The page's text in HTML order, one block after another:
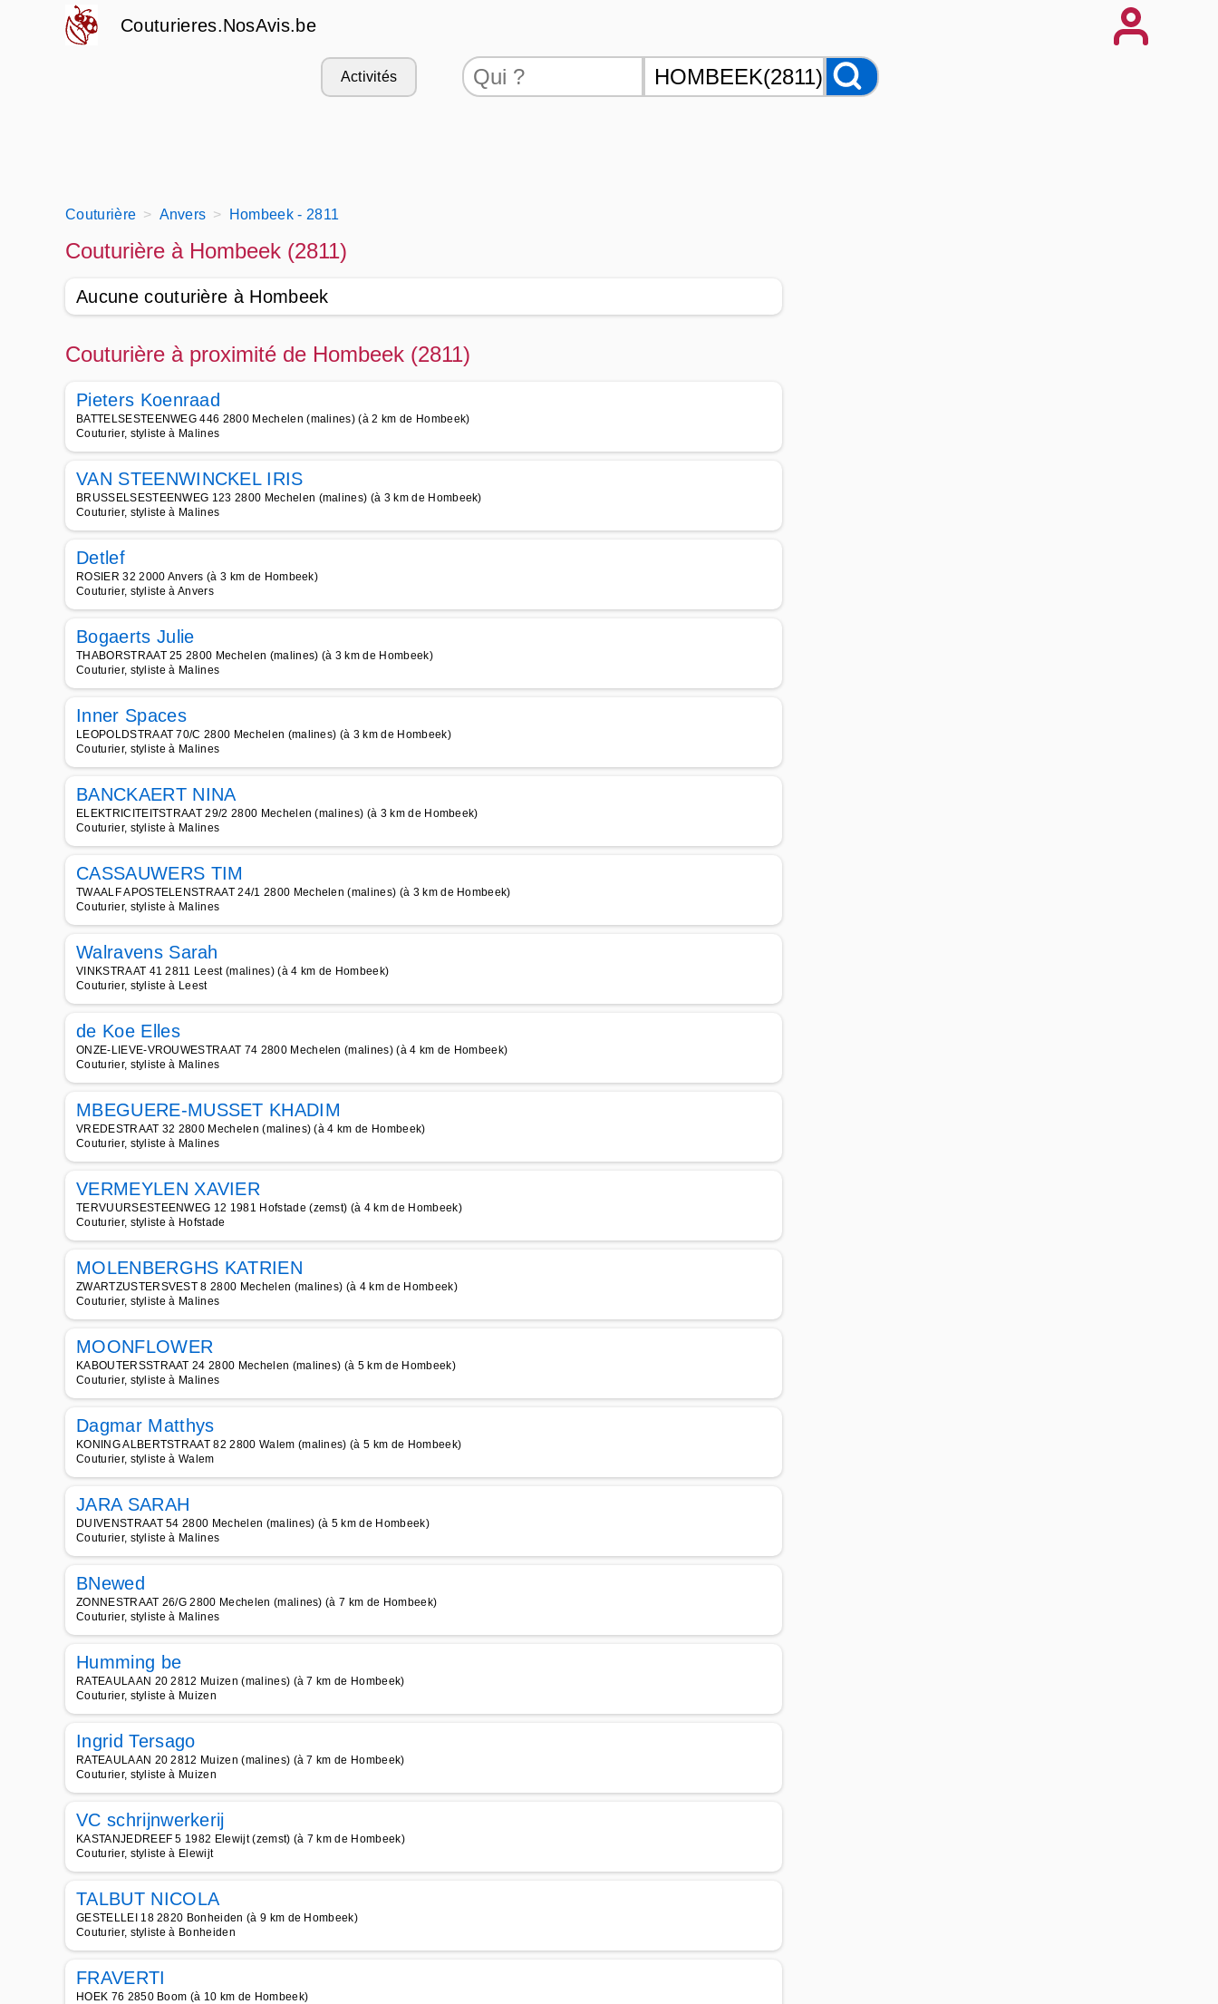
Couturieres.NosAvis.be
Activités
Couturière Anvers Hombeek - 2811
Couturière à Hombeek (2811)
Aucune couturière à Hombeek
Couturière à proximité de Hombeek (2811)
Pieters Koenraad
BATTELSESTEENWEG 446 2800 Mechelen (malines) (à 2 km de Hombeek)
Couturier, styliste à Malines
VAN STEENWINCKEL IRIS
BRUSSELSESTEENWEG 123 2800 Mechelen (malines) (à 3 km de Hombeek)
Couturier, styliste à Malines
Detlef
ROSIER 32 2000 Anvers (à 3 km de Hombeek)
Couturier, styliste à Anvers
Bogaerts Julie
THABORSTRAAT 25 2800 Mechelen (malines) (à 3 km de Hombeek)
Couturier, styliste à Malines
Inner Spaces
LEOPOLDSTRAAT 70/C 2800 Mechelen (malines) (à 3 km de Hombeek)
Couturier, styliste à Malines
BANCKAERT NINA
ELEKTRICITEITSTRAAT 29/2 2800 Mechelen (malines) (à 3 km de Hombeek)
Couturier, styliste à Malines
CASSAUWERS TIM
TWAALF APOSTELENSTRAAT 24/1 2800 Mechelen (malines) (à 3 km de Hombeek)
Couturier, styliste à Malines
Walravens Sarah
VINKSTRAAT 41 2811 Leest (malines) (à 4 km de Hombeek)
Couturier, styliste à Leest
de Koe Elles
ONZE-LIEVE-VROUWESTRAAT 74 2800 Mechelen (malines) (à 4 km de Hombeek)
Couturier, styliste à Malines
MBEGUERE-MUSSET KHADIM
VREDESTRAAT 32 2800 Mechelen (malines) (à 4 km de Hombeek)
Couturier, styliste à Malines
VERMEYLEN XAVIER
TERVUURSESTEENWEG 12 1981 Hofstade (zemst) (à 4 km de Hombeek)
Couturier, styliste à Hofstade
MOLENBERGHS KATRIEN
ZWARTZUSTERSVEST 8 2800 Mechelen (malines) (à 4 km de Hombeek)
Couturier, styliste à Malines
MOONFLOWER
KABOUTERSSTRAAT 24 2800 Mechelen (malines) (à 5 km de Hombeek)
Couturier, styliste à Malines
Dagmar Matthys
KONING ALBERTSTRAAT 82 2800 Walem (malines) (à 5 km de Hombeek)
Couturier, styliste à Walem
JARA SARAH
DUIVENSTRAAT 54 2800 Mechelen (malines) (à 5 km de Hombeek)
Couturier, styliste à Malines
BNewed
ZONNESTRAAT 26/G 2800 Mechelen (malines) (à 7 km de Hombeek)
Couturier, styliste à Malines
Humming be
RATEAULAAN 20 2812 Muizen (malines) (à 7 km de Hombeek)
Couturier, styliste à Muizen
Ingrid Tersago
RATEAULAAN 20 2812 Muizen (malines) (à 7 km de Hombeek)
Couturier, styliste à Muizen
VC schrijnwerkerij
KASTANJEDREEF 5 1982 Elewijt (zemst) (à 7 km de Hombeek)
Couturier, styliste à Elewijt
TALBUT NICOLA
GESTELLEI 18 2820 Bonheiden (à 9 km de Hombeek)
Couturier, styliste à Bonheiden
FRAVERTI
HOEK 76 2850 Boom (à 10 km de Hombeek)